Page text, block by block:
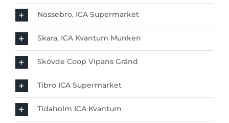
Nossebro, ICA Supermarket
Skara, ICA Kvantum Munken
Skövde Coop Vipans Gränd
Tibro ICA Supermarket
Tidaholm ICA Kvantum